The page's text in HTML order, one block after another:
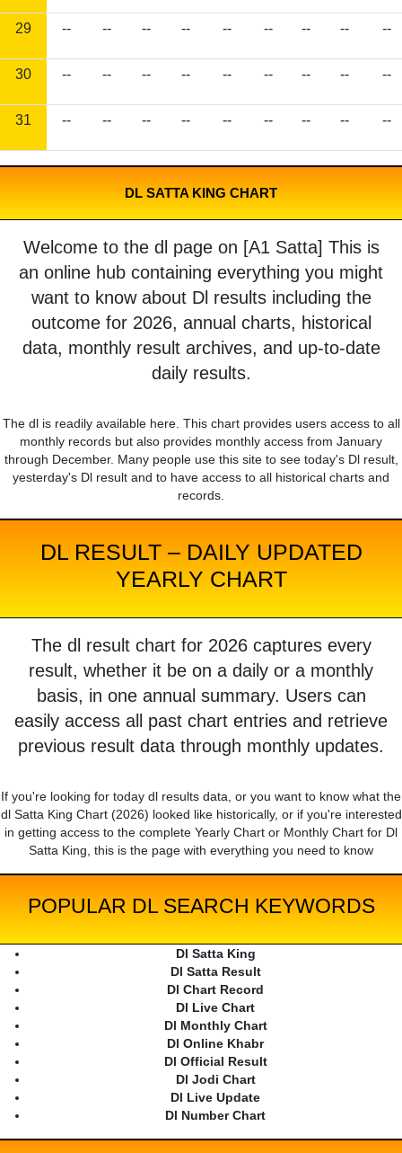
29 -- -- -- -- -- -- -- -- --
30 -- -- -- -- -- -- -- -- --
31 -- -- -- -- -- -- -- -- --
DL SATTA KING CHART
Welcome to the dl page on [A1 Satta] This is
an online hub containing everything you might
want to know about Dl results including the
outcome for 2026, annual charts, historical
data, monthly result archives, and up-to-date
daily results.
The dl is readily available here. This chart provides users access to all
monthly records but also provides monthly access from January
through December. Many people use this site to see today's Dl result,
yesterday's Dl result and to have access to all historical charts and
records.
DL RESULT – DAILY UPDATED
YEARLY CHART
The dl result chart for 2026 captures every
result, whether it be on a daily or a monthly
basis, in one annual summary. Users can
easily access all past chart entries and retrieve
previous result data through monthly updates.
If you're looking for today dl results data, or you want to know what the
dl Satta King Chart (2026) looked like historically, or if you're interested
in getting access to the complete Yearly Chart or Monthly Chart for Dl
Satta King, this is the page with everything you need to know
POPULAR DL SEARCH KEYWORDS
Dl Satta King
Dl Satta Result
Dl Chart Record
Dl Live Chart
Dl Monthly Chart
Dl Online Khabr
Dl Official Result
Dl Jodi Chart
Dl Live Update
Dl Number Chart